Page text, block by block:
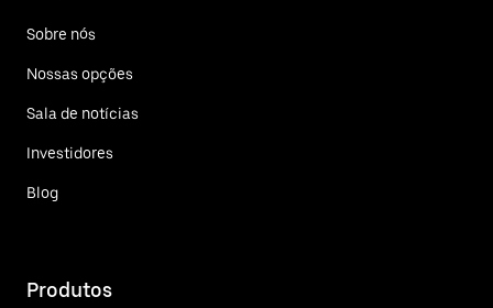
Sobre nós
Nossas opções
Sala de notícias
Investidores
Blog
Produtos